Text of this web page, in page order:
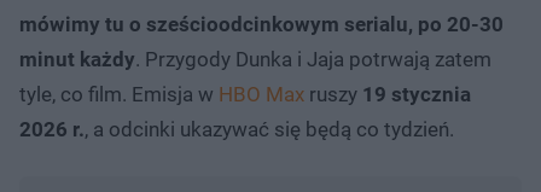
mówimy tu o sześcioodcinkowym serialu, po 20-30
minut każdy. Przygody Dunka i Jaja potrwają zatem
tyle, co film. Emisja w HBO Max ruszy 19 stycznia
2026 r., a odcinki ukazywać się będą co tydzień.